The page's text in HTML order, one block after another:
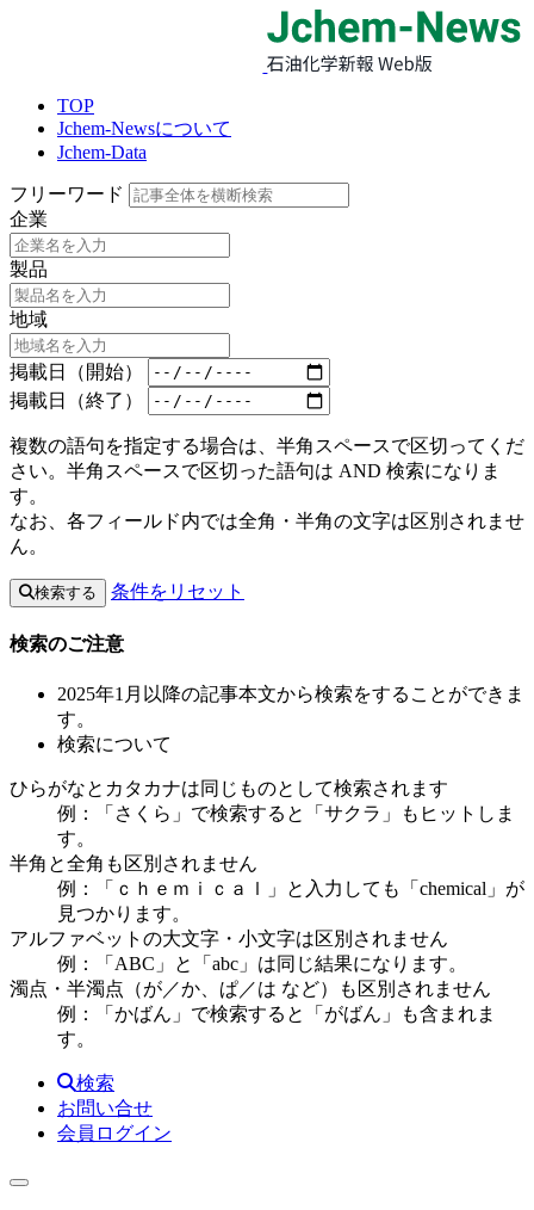
TOP
Jchem-Newsについて
Jchem-Data
フリーワード
企業
製品
地域
掲載日（開始）
掲載日（終了）
複数の語句を指定する場合は、半角スペースで区切ってくだ
さい。半角スペースで区切った語句は AND 検索になりま
す。
なお、各フィールド内では全角・半角の文字は区別されませ
ん。
検索する 条件をリセット
検索のご注意
2025年1月以降の記事本文から検索をすることができま
す。
検索について
ひらがなとカタカナは同じものとして検索されます
例：「さくら」で検索すると「サクラ」もヒットしま
す。
半角と全角も区別されません
例：「ｃｈｅｍｉｃａｌ」と入力しても「chemical」が
見つかります。
アルファベットの大文字・小文字は区別されません
例：「ABC」と「abc」は同じ結果になります。
濁点・半濁点（が／か、ぱ／は など）も区別されません
例：「かばん」で検索すると「がばん」も含まれま
す。
検索
お問い合せ
会員ログイン